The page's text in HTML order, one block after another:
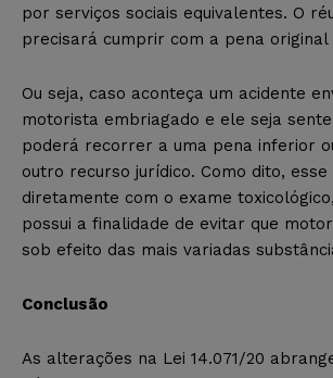
por serviços sociais equivalentes. O
precisará cumprir com a pena original
Ou seja, caso aconteça um acidente
motorista embriagado e ele seja
poderá recorrer a uma pena inferior
outro recurso jurídico. Como dito,
diretamente com o exame
possui a finalidade de evitar que
sob efeito das mais variadas
Conclusão
As alterações na Lei 14.071/20